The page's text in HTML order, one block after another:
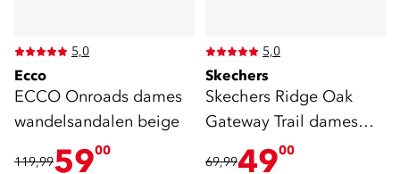
5,0
Ecco
ECCO Onroads dames
wandelsandalen beige
119,995900
5,0
Skechers
Skechers Ridge Oak
Gateway Trail dames
sneakers cat. A
69,994900